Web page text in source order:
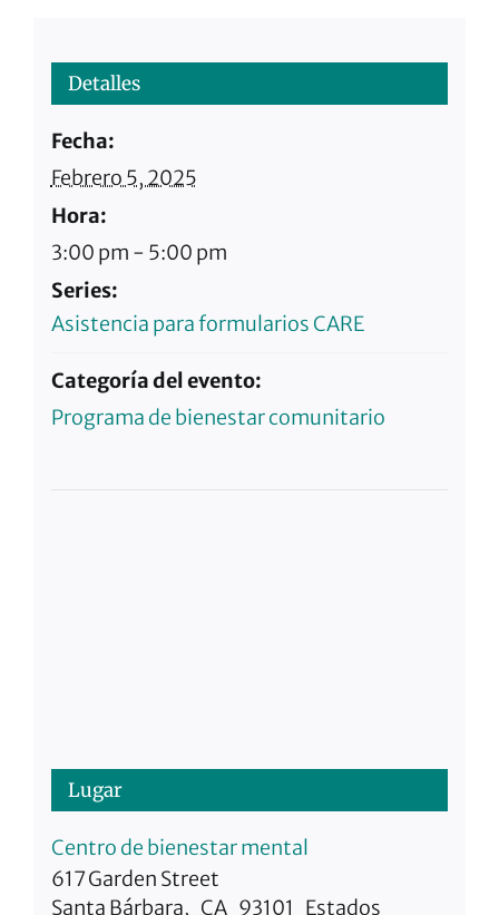
Detalles
Fecha:
Febrero 5, 2025
Hora:
3:00 pm - 5:00 pm
Series:
Asistencia para formularios CARE
Categoría del evento:
Programa de bienestar comunitario
Lugar
Centro de bienestar mental
617 Garden Street
Santa Bárbara, CA 93101
Estados